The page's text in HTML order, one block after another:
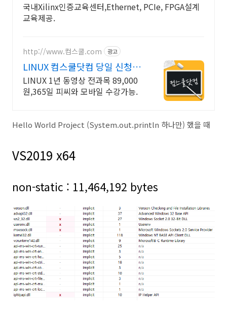
국내Xilinx인증교육센터,Ethernet, PCIe, FPGA설계
교육제공.
http://www.컴스쿨.com 광고
LINUX 컴스쿨닷컴 당일 신청&
결제시 기프티콘!
LINUX 1년 동영상 전과목 89,000
원,365일 피씨와 모바일 수강가능.
Hello World Project (System.out.println 하나만) 했을 때
VS2019 x64
non-static : 11,464,192 bytes